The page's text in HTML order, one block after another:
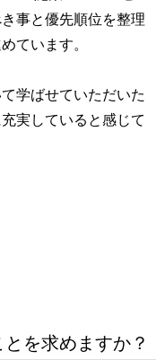
事と優先順位を整理
ています。
学ばせていただいた
実していると感じて
を求めますか？